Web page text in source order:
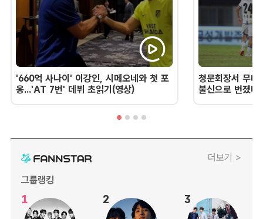
'660억 사나이' 이강인, 시메오네와 첫 포
옹...'AT 7번' 데뷔 초읽기(영상)
청문회장서 무너
불신으로 번졌
더보기 >
그룹랭킹
1 2 3